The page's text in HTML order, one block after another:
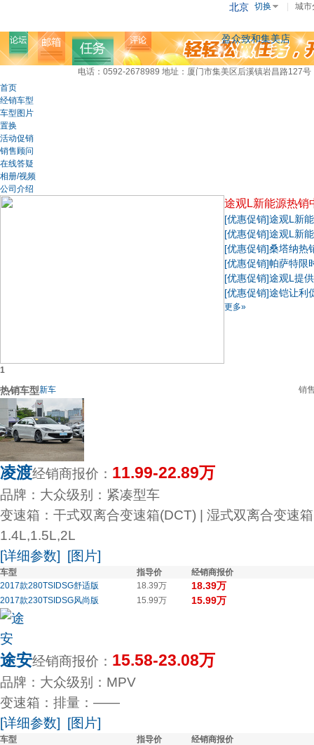
北京 切换 城市
盈众致和集美店
电话：0592-2678989 地址：厦门市集美区后溪镇岩昌路127
首页
经销车型
车型图片
置换
活动促销
销售顾问
在线答疑
相册/视频
公司介绍
1
途观L新能源热销
[优惠促销]途观L新
[优惠促销]途观L新
[优惠促销]桑塔纳热
[优惠促销]帕萨特限
[优惠促销]途观L提
[优惠促销]途铠让利
更多»
销
热销车型新车
凌渡经销商报价： 11.99-22.89万
品牌：大众级别：紧凑型车
变速箱：干式双离合变速箱(DCT) | 湿式双离合变速
1.4L,1.5L,2L
[详细参数] [图片]
车型 指导价
经销商报价
2017款280TSIDSG舒适版
18.39万 18.39万
2017款230TSIDSG风尚版 15.99万 15.99万
途安经销商报价： 15.58-23.08万
品牌：大众级别：MPV
变速箱： 排量：——
[详细参数] [图片]
车型 指导价
经销商报价